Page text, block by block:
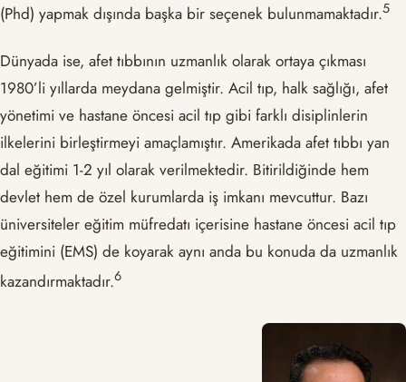
(Phd) yapmak dışında başka bir seçenek bulunmamaktadır.5
Dünyada ise, afet tıbbının uzmanlık olarak ortaya çıkması
1980’li yıllarda meydana gelmiştir. Acil tıp, halk sağlığı, afet
yönetimi ve hastane öncesi acil tıp gibi farklı disiplinlerin
ilkelerini birleştirmeyi amaçlamıştır. Amerikada afet tıbbı yan
dal eğitimi 1-2 yıl olarak verilmektedir. Bitirildiğinde hem
devlet hem de özel kurumlarda iş imkanı mevcuttur. Bazı
üniversiteler eğitim müfredatı içerisine hastane öncesi acil tıp
eğitimini (EMS) de koyarak aynı anda bu konuda da uzmanlık
kazandırmaktadır.6